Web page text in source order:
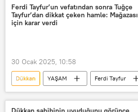
Son kullanma tarihi
Gıda
Helal gıda
gıda fiyatları
Şanlıurfa
Şanlıurfa Büyükşehir Belediyesi
Şanlıurfa Valiliği
Ferdi Tayfur’un vefatından sonra Tuğçe
Tayfur’dan dikkat çeken hamle: Mağazası
için karar verdi
30 Ocak 2025, 10:58
Dükkan YAŞAM
Ferdi Tayfur
Dava
Miras tuğçe tayfur